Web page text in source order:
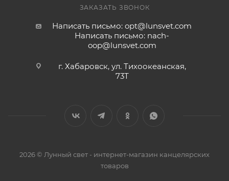
ЗАКАЗАТЬ ЗВОНОК
Написать письмо: opt@lunsvet.com
Написать письмо: nach-
oop@lunsvet.com
г. Хабаровск, ул. Тихоокеанская,
73Т
2026 © Лунный свет - интернет-магазин канцелярских
товаров